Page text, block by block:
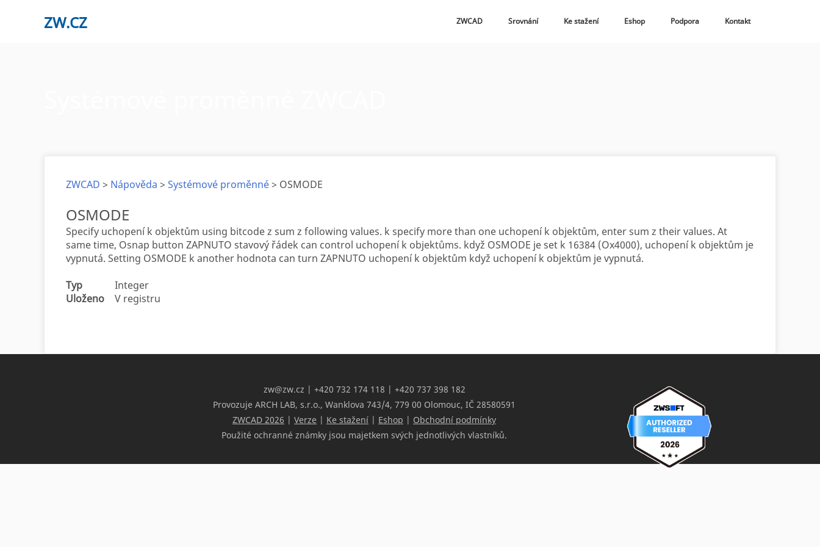
ZW.CZ ZWCAD Srovnání Ke stažení Eshop Podpora Kontakt
ZWCAD > Nápověda > Systémové proměnné> OSMODE
OSMODE
Specify uchopení k objektům using bitcode z sum z following values. k specify more than one uchopení k objektům, enter sum z their values. At
same time, Osnap button ZAPNUTO stavový řádek can control uchopení k objektůms. když OSMODE je set k 16384 (Ox4000), uchopení k objektům je
vypnutá. Setting OSMODE k another hodnota can turn ZAPNUTO uchopení k objektům když uchopení k objektům je vypnutá.
Typ
Integer
Uloženo
V registru
zw@zw.cz | +420 732 174 118 | +420 737 398 182
Provozuje ARCH LAB, s.r.o., Wanklova 743/4, 779 00 Olomouc, IČ 28580591
ZWCAD 2026 | Verze | Ke stažení | Eshop | Obchodní podmínky
Použité ochranné známky jsou majetkem svých jednotlivých vlastníků.